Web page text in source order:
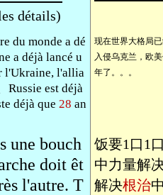
détails)
du monde a dé
a déjà lancé u
l'Ukraine, l'allia
Russie est déjà
déjà que 28 an
现在世界大格局
入侵乌克兰，欧
年了。。。
une bouch
doit êt
l'autre. T
饭要1口1
中力量解
解决根治